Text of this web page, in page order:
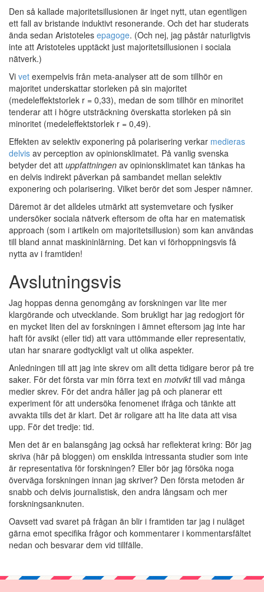
Den så kallade majoritetsillusionen är inget nytt, utan egentligen
ett fall av bristande induktivt resonerande. Och det har studerats
ända sedan Aristoteles epagoge. (Och nej, jag påstår naturligtvis
inte att Aristoteles upptäckt just majoritetsillusionen i sociala
nätverk.)
Vi vet exempelvis från meta-analyser att de som tillhör en
majoritet underskattar storleken på sin majoritet
(medeleffektstorlek r = 0,33), medan de som tillhör en minoritet
tenderar att i högre utsträckning överskatta storleken på sin
minoritet (medeleffektstorlek r = 0,49).
Effekten av selektiv exponering på polarisering verkar medieras
delvis av perception av opinionsklimatet. På vanlig svenska
betyder det att uppfattningen av opinionsklimatet kan tänkas ha
en delvis indirekt påverkan på sambandet mellan selektiv
exponering och polarisering. Vilket berör det som Jesper nämner.
Däremot är det alldeles utmärkt att systemvetare och fysiker
undersöker sociala nätverk eftersom de ofta har en matematisk
approach (som i artikeln om majoritetsillusion) som kan användas
till bland annat maskininlärning. Det kan vi förhoppningsvis få
nytta av i framtiden!
Avslutningsvis
Jag hoppas denna genomgång av forskningen var lite mer
klargörande och utvecklande. Som brukligt har jag redogjort för
en mycket liten del av forskningen i ämnet eftersom jag inte har
haft för avsikt (eller tid) att vara uttömmande eller representativ,
utan har snarare godtyckligt valt ut olika aspekter.
Anledningen till att jag inte skrev om allt detta tidigare beror på tre
saker. För det första var min förra text en motvikttill vad många
medier skrev. För det andra håller jag på och planerar ett
experiment för att undersöka fenomenet ifråga och tänkte att
avvakta tills det är klart. Det är roligare att ha lite data att visa
upp. För det tredje: tid.
Men det är en balansgång jag också har reflekterat kring: Bör jag
skriva (här på bloggen) om enskilda intressanta studier som inte
är representativa för forskningen? Eller bör jag försöka noga
överväga forskningen innan jag skriver? Den första metoden är
snabb och delvis journalistisk, den andra långsam och mer
forskningsanknuten.
Oavsett vad svaret på frågan än blir i framtiden tar jag i nuläget
gärna emot specifika frågor och kommentarer i kommentarsfältet
nedan och besvarar dem vid tillfälle.